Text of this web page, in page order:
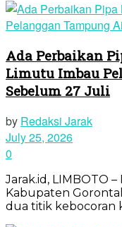
Ada Perbaikan
Limutu Imbau
Sebelum 27 Juli
by Redaksi Jarak
July 25, 2026
0
Jarak.id, LIMBOTO
Kabupaten
dua titik kebocoran